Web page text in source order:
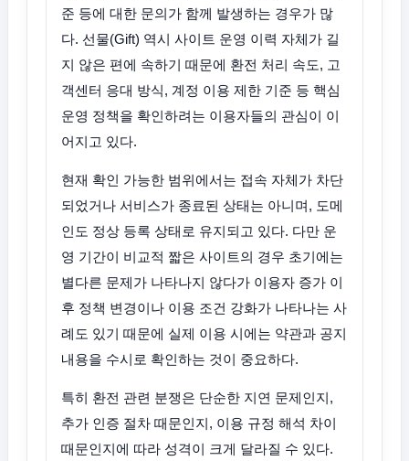
준 등에 대한 문의가 함께 발생하는 경우가 많
다. 선물(Gift) 역시 사이트 운영 이력 자체가 길
지 않은 편에 속하기 때문에 환전 처리 속도, 고
객센터 응대 방식, 계정 이용 제한 기준 등 핵심
운영 정책을 확인하려는 이용자들의 관심이 이
어지고 있다.
현재 확인 가능한 범위에서는 접속 자체가 차단
되었거나 서비스가 종료된 상태는 아니며, 도메
인도 정상 등록 상태로 유지되고 있다. 다만 운
영 기간이 비교적 짧은 사이트의 경우 초기에는
별다른 문제가 나타나지 않다가 이용자 증가 이
후 정책 변경이나 이용 조건 강화가 나타나는 사
례도 있기 때문에 실제 이용 시에는 약관과 공지
내용을 수시로 확인하는 것이 중요하다.
특히 환전 관련 분쟁은 단순한 지연 문제인지,
추가 인증 절차 때문인지, 이용 규정 해석 차이
때문인지에 따라 성격이 크게 달라질 수 있다.